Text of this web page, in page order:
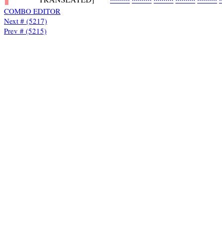
COMBO EDITOR
Next # (5217)
Prev # (5215)